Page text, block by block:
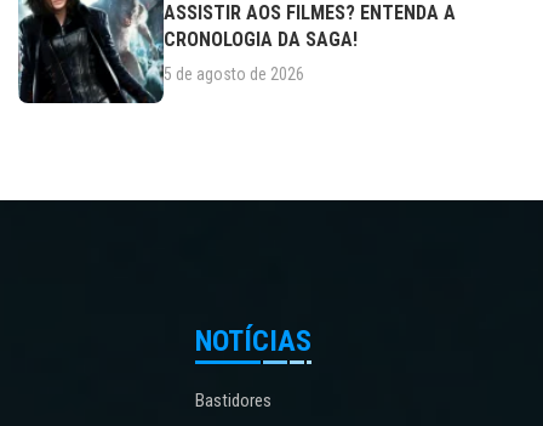
ASSISTIR AOS FILMES? ENTENDA A
CRONOLOGIA DA SAGA!
5 de agosto de 2026
NOTÍCIAS
Bastidores